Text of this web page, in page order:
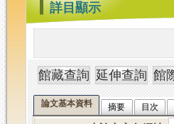
系
統
::: 詳目顯示
論文基本資料 摘要 目次